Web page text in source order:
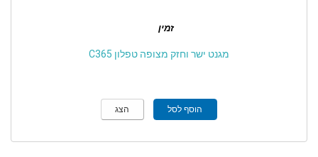
זמין
מגנט ישר וחזק מצופה טפלון C365
הוסף לסל הצג